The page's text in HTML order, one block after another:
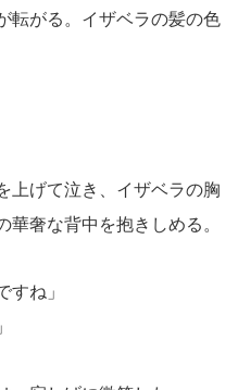
転がる。イザベラの髪の色
げて泣き、イザベラの胸
華奢な背中を抱きしめる。
すね」